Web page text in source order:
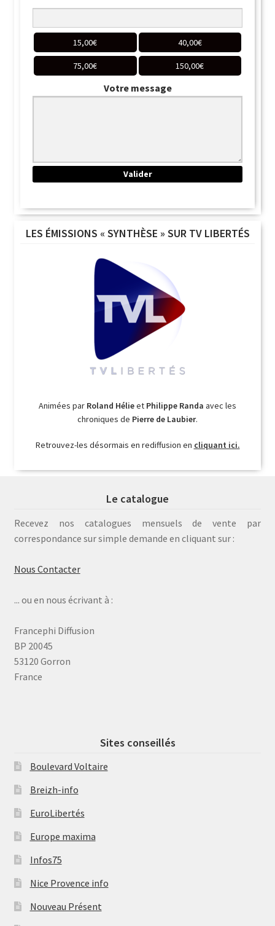
15,00€ 40,00€
75,00€ 150,00€
Votre message
LES ÉMISSIONS « SYNTHÈSE » SUR TV LIBERTÉS
Animées par Roland Hélieet Philippe Randa avec les
chroniques de Pierre de Laubier.
Retrouvez-les désormais en rediffusion en cliquant ici.
Le catalogue
Recevez nos catalogues mensuels de vente par
correspondance sur simple demande en cliquant sur :
Nous Contacter
... ou en nous écrivant à :
Francephi Diffusion
BP 20045
53120 Gorron
France
Sites conseillés
Boulevard Voltaire
Breizh-info
EuroLibertés
Europe maxima
Infos75
Nice Provence info
Nouveau Présent